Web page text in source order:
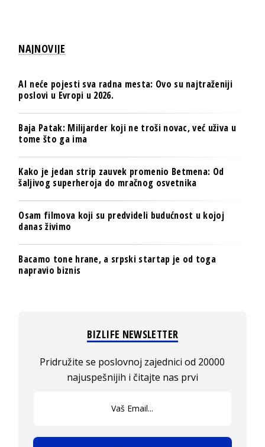
NAJNOVIJE
AI neće pojesti sva radna mesta: Ovo su najtraženiji
poslovi u Evropi u 2026.
Baja Patak: Milijarder koji ne troši novac, već uživa u
tome što ga ima
Kako je jedan strip zauvek promenio Betmena: Od
šaljivog superheroja do mračnog osvetnika
Osam filmova koji su predvideli budućnost u kojoj
danas živimo
Bacamo tone hrane, a srpski startap je od toga
napravio biznis
BIZLIFE NEWSLETTER
Pridružite se poslovnoj zajednici od 20000
najuspešnijih i čitajte nas prvi